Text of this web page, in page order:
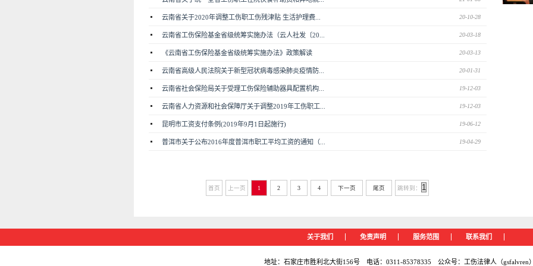
云南省关于2020年调整工伤职工伤残津贴 生活护理费... 20-10-28
云南省工伤保险基金省级统筹实施办法（云人社发〔20... 20-03-18
《云南省工伤保险基金省级统筹实施办法》政策解读 20-03-13
云南省高级人民法院关于新型冠状病毒感染肺炎疫情防... 20-01-31
云南省社会保险局关于受理工伤保险辅助器具配置机构... 19-12-03
云南省人力资源和社会保障厅关于调整2019年工伤职工... 19-12-03
昆明市工资支付条例(2019年9月1日起施行) 19-06-12
普洱市关于公布2016年度普洱市职工平均工资的通知（... 19-04-29
首页 上一页 1 2 3 4 下一页 尾页 跳转到：
关于我们 免责声明 服务范围 联系我们
地址：石家庄市胜利北大街156号 电话：0311-85378335 公众号：工伤法律人（gsfalvren